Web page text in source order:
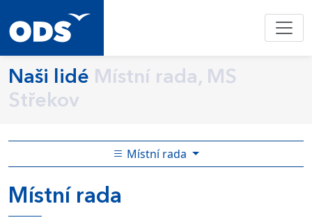
Naši lidé Místní rada, MS
Střekov
Místní rada
Místní rada